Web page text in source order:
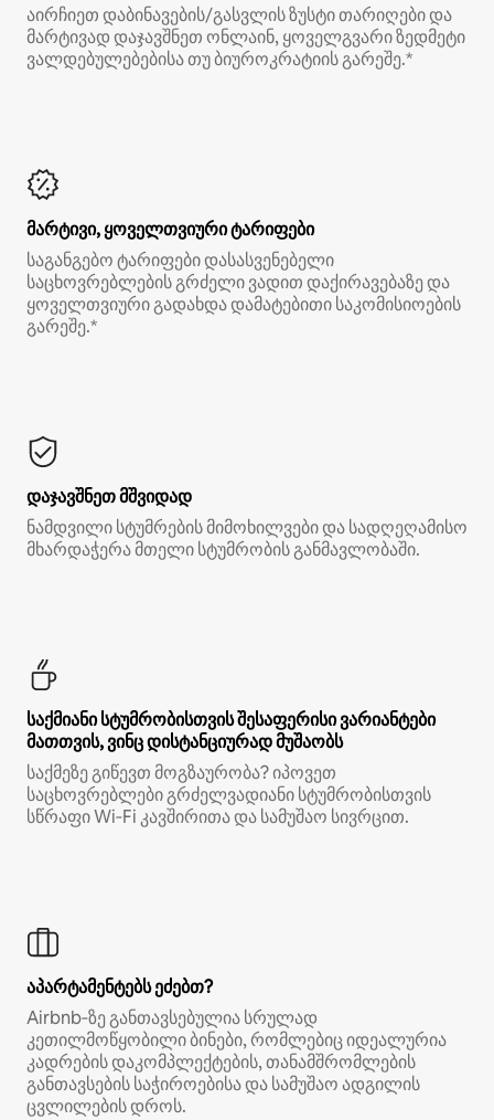
აირჩიეთ დაბინავების/გასვლის ზუსტი თარიღები და
მარტივად დაჯავშნეთ ონლაინ, ყოველგვარი ზედმეტი
ვალდებულებებისა თუ ბიუროკრატიის გარეშე.*
მარტივი, ყოველთვიური ტარიფები
საგანგებო ტარიფები დასასვენებელი
საცხოვრებლების გრძელი ვადით დაქირავებაზე და
ყოველთვიური გადახდა დამატებითი საკომისიოების
გარეშე.*
დაჯავშნეთ მშვიდად
ნამდვილი სტუმრების მიმოხილვები და სადღეღამისო
მხარდაჭერა მთელი სტუმრობის განმავლობაში.
საქმიანი სტუმრობისთვის შესაფერისი ვარიანტები
მათთვის, ვინც დისტანციურად მუშაობს
საქმეზე გიწევთ მოგზაურობა? იპოვეთ
საცხოვრებლები გრძელვადიანი სტუმრობისთვის
სწრაფი Wi‑Fi კავშირითა და სამუშაო სივრცით.
აპარტამენტებს ეძებთ?
Airbnb‑ზე განთავსებულია სრულად
კეთილმოწყობილი ბინები, რომლებიც იდეალურია
კადრების დაკომპლექტების, თანამშრომლების
განთავსების საჭიროებისა და სამუშაო ადგილის
ცვლილების დროს.